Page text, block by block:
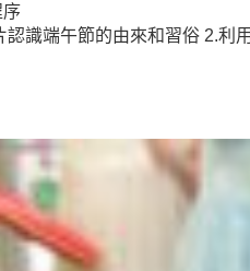
序
認識端午節的由來和習俗 2.